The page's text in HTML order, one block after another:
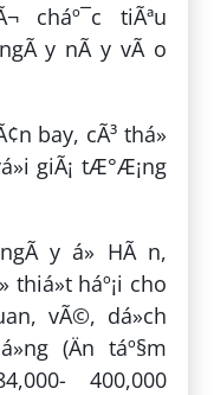
cháº¯c tiÃªu
y nÃ y vÃ o
bay, cÃ³ thá»
giÃ¡ tÆ°Æ¡ng
y á» HÃ n,
thiá»t háº¡i cho
vÃ©, dá»ch
(Än táº§m
400,000